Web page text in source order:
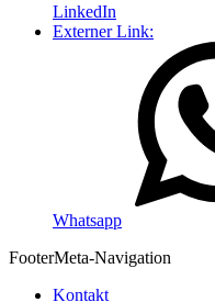
LinkedIn
Externer Link:
Whatsapp
FooterMeta-Navigation
Kontakt